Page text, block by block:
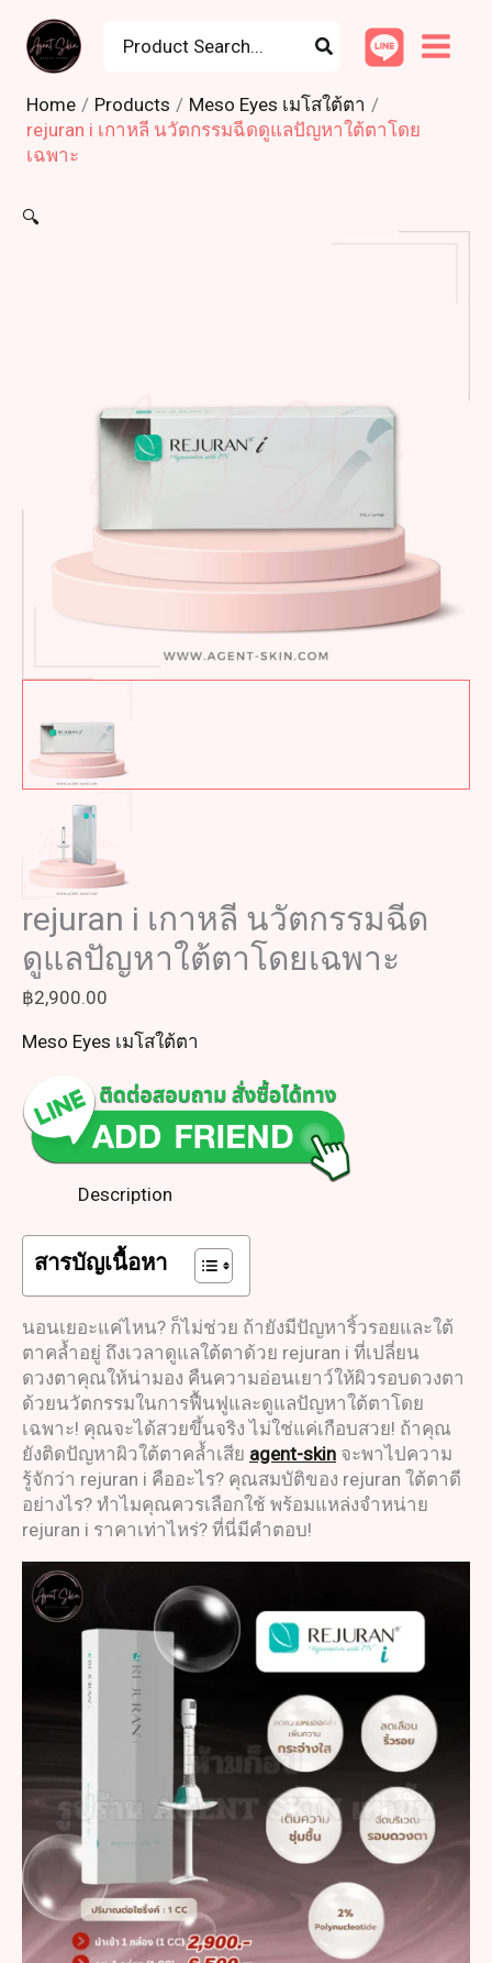
content
for:
Home Products
Meso Eyes เมโสใต้ตา
rejuran i เกาหลี นวัตกรรมฉีดดูแลปัญหาใต้ตาโดย
เฉพาะ
🔍
rejuran i เกาหลี นวัตกรรมฉีด
ดูแลปัญหาใต้ตาโดยเฉพาะ
฿2,900.00
Meso Eyes เมโสใต้ตา
Description
สารบัญเนื้อหา
นอนเยอะแค่ไหน? ก็ไม่ช่วย ถ้ายังมีปัญหาริ้วรอยและใต้
ตาคล้ำอยู่ ถึงเวลาดูแลใต้ตาด้วย rejuran i ที่เปลี่ยน
ดวงตาคุณให้น่ามอง คืนความอ่อนเยาว์ให้ผิวรอบดวงตา
ด้วยนวัตกรรมในการฟื้นฟูและดูแลปัญหาใต้ตาโดย
เฉพาะ! คุณจะได้สวยขึ้นจริง ไม่ใช่แค่เกือบสวย! ถ้าคุณ
ยังติดปัญหาผิวใต้ตาคล้ำเสีย agent-skin จะพาไปความ
รู้จักว่า rejuran i คืออะไร? คุณสมบัติของ rejuran ใต้ตาดี
อย่างไร? ทำไมคุณควรเลือกใช้ พร้อมแหล่งจำหน่าย
rejuran i ราคาเท่าไหร่? ที่นี่มีคำตอบ!